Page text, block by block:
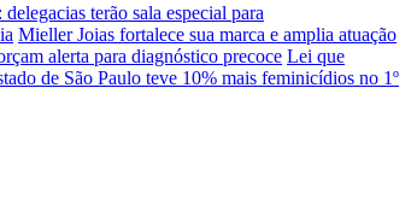
delegacias terão sala especial para
Mieller Joias fortalece sua marca e amplia atuação
alerta para diagnóstico precoce Lei que
de São Paulo teve 10% mais feminicídios no 1º